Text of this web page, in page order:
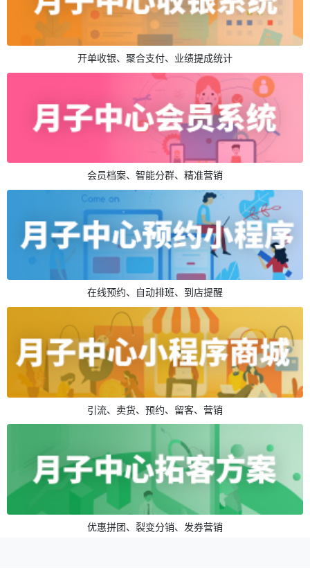
开单收银、聚合支付、业绩提成统计
会员档案、智能分群、精准营销
在线预约、自动排班、到店提醒
引流、卖货、预约、留客、营销
优惠拼团、裂变分销、发券营销